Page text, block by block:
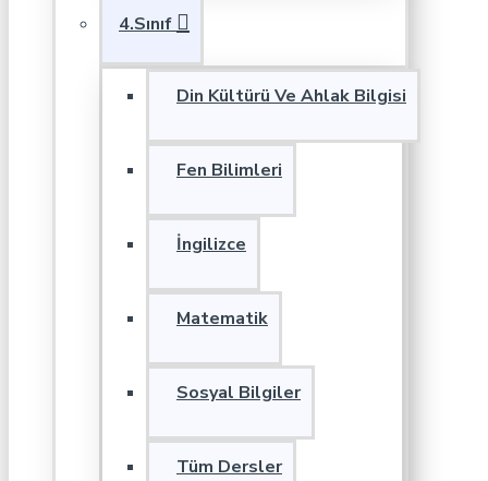
4.Sınıf
Din Kültürü Ve Ahlak Bilgisi
Fen Bilimleri
İngilizce
Matematik
Sosyal Bilgiler
Tüm Dersler